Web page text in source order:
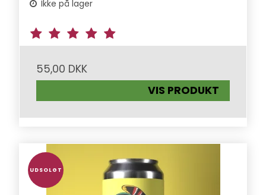
Ikke på lager
55,00 DKK
VIS PRODUKT
UDSOLGT